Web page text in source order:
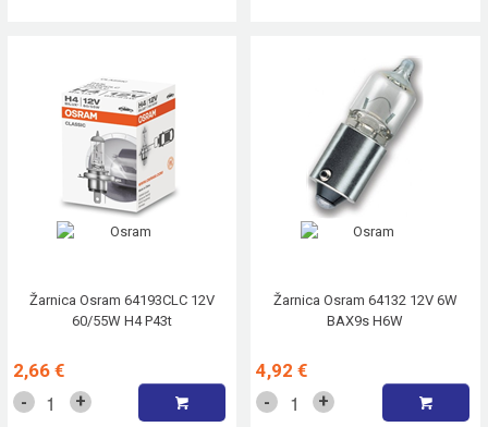
Žarnica Osram 64193CLC 12V
60/55W H4 P43t
2,66 €
- +
Žarnica Osram 64132 12V 6W
BAX9s H6W
4,92 €
- +